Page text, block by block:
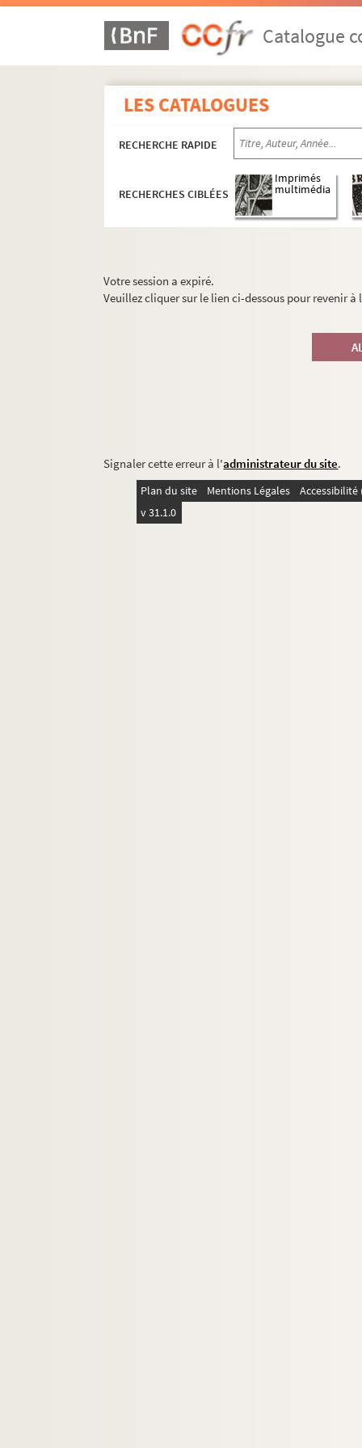
Catalogue
LES CATALOGUES
RECHERCHE RAPIDE
RECHERCHES CIBLÉES
Imprimés
multimédia
Votre session a expiré.
Veuillez cliquer sur le lien ci-dessous pour revenir
Signaler cette erreur à l'administrateur du site.
Plan du site Mentions Légales
v 31.1.0